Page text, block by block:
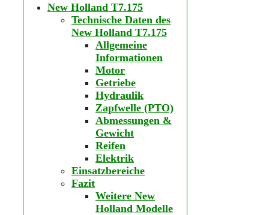
New Holland T7.175
Technische Daten des
New Holland T7.175
Allgemeine
Informationen
Motor
Getriebe
Hydraulik
Zapfwelle (PTO)
Abmessungen &
Gewicht
Reifen
Elektrik
Einsatzbereiche
Fazit
Weitere New
Holland Modelle